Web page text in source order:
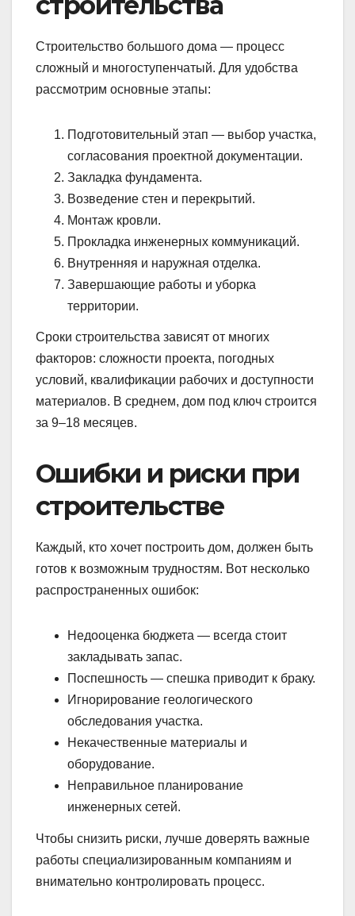
Строительство большого дома — процесс
сложный и многоступенчатый. Для удобства
рассмотрим основные этапы:
Подготовительный этап — выбор участка,
согласования проектной документации.
Закладка фундамента.
Возведение стен и перекрытий.
Монтаж кровли.
Прокладка инженерных коммуникаций.
Внутренняя и наружная отделка.
Завершающие работы и уборка
территории.
Сроки строительства зависят от многих
факторов: сложности проекта, погодных
условий, квалификации рабочих и доступности
материалов. В среднем, дом под ключ строится
за 9–18 месяцев.
Ошибки и риски при
строительстве
Каждый, кто хочет построить дом, должен быть
готов к возможным трудностям. Вот несколько
распространенных ошибок:
Недооценка бюджета — всегда стоит
закладывать запас.
Поспешность — спешка приводит к браку.
Игнорирование геологического
обследования участка.
Некачественные материалы и
оборудование.
Неправильное планирование
инженерных сетей.
Чтобы снизить риски, лучше доверять важные
работы специализированным компаниям и
внимательно контролировать процесс.